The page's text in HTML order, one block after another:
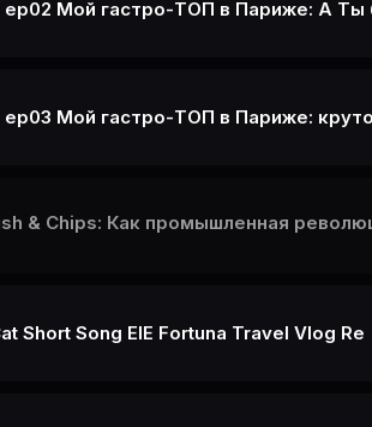
ep02 Мой гастро-ТОП в Париже: А Ты
& Chips: Как промышленная
Short Song ElE Fortuna Travel Vlog Re